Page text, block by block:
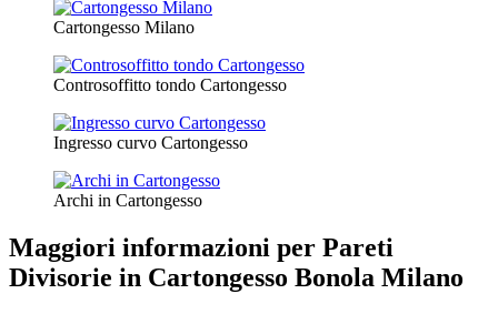
Cartongesso Milano
Controsoffitto tondo Cartongesso
Ingresso curvo Cartongesso
Archi in Cartongesso
Maggiori informazioni per Pareti
Divisorie in Cartongesso Bonola Milano